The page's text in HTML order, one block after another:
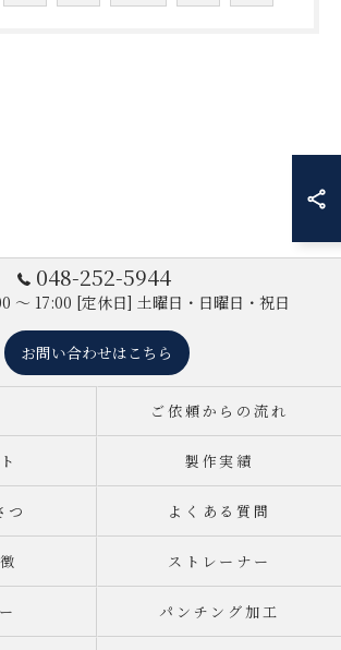
048-252-5944
～ 17:00 [定休日] 土曜日・日曜日・祝日
お問い合わせはこちら
ご依頼からの流れ
製作実績
つ よくある質問
ストレーナー
パンチング加工